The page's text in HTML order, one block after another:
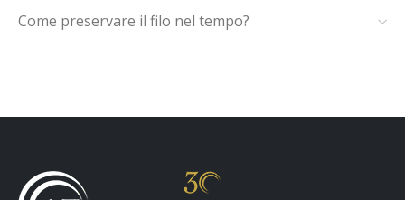
Come preservare il filo nel tempo?